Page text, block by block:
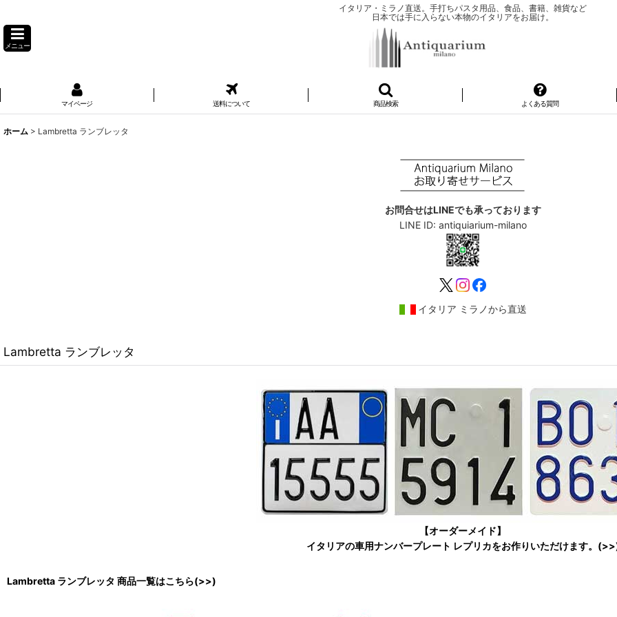
イタリア・ミラノ直送。手打ちパスタ用品、食品、書籍、雑貨など
日本では手に入らない本物のイタリアをお届け。
メニュー
マイページ 送料について 商品検索 よくある質問
ホーム > Lambretta ランブレッタ
お問合せはLINEでも承っております
LINE ID: antiquiarium-milano
イタリア ミラノから直送
Lambretta ランブレッタ
【オーダーメイド】
イタリアの車用ナンバープレート レプリカをお作りいただけます。
Lambretta ランブレッタ 商品一覧はこちら(>>)